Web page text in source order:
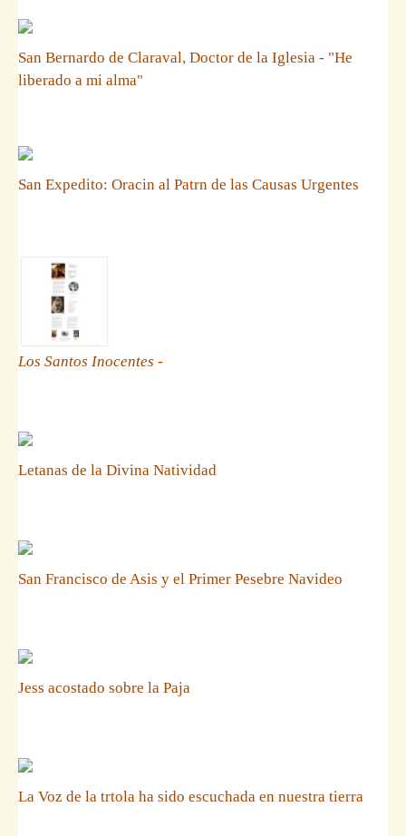
San Bernardo de Claraval, Doctor de la Iglesia - "He
liberado a mi alma"
San Expedito: Oracin al Patrn de las Causas Urgentes
Los Santos Inocentes -
Letanas de la Divina Natividad
San Francisco de Asis y el Primer Pesebre Navideo
Jess acostado sobre la Paja
La Voz de la trtola ha sido escuchada en nuestra tierra